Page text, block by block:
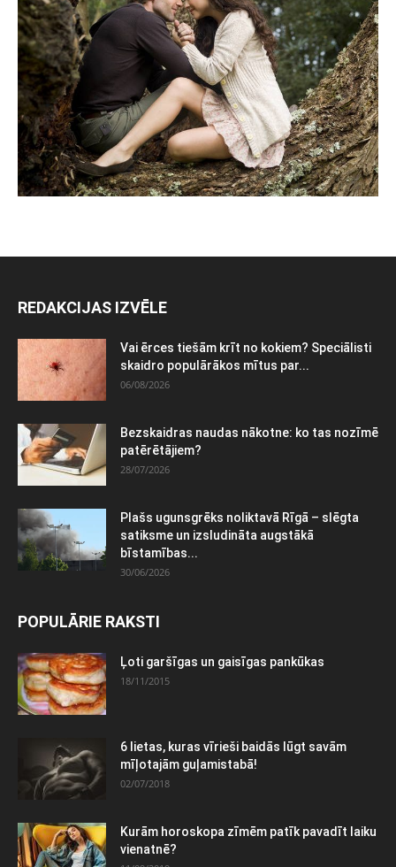
REDAKCIJAS IZVĒLE
Vai ērces tiešām krīt no kokiem? Speciālisti
skaidro populārākos mītus par...
06/08/2026
Bezskaidras naudas nākotne: ko tas nozīmē
patērētājiem?
28/07/2026
Plašs ugunsgrēks noliktavā Rīgā – slēgta
satiksme un izsludināta augstākā
bīstamības...
30/06/2026
POPULĀRIE RAKSTI
Ļoti garšīgas un gaisīgas pankūkas
18/11/2015
6 lietas, kuras vīrieši baidās lūgt savām
mīļotajām guļamistabā!
02/07/2018
Kurām horoskopa zīmēm patīk pavadīt laiku
vienatnē?